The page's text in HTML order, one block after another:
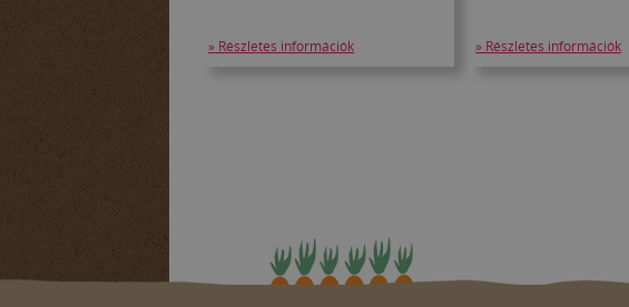
» Részletes információk » Részletes információk